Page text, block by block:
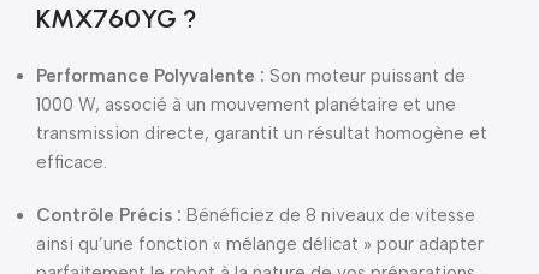
KMX760YG ?
Performance Polyvalente : Son moteur puissant de
1000 W, associé à un mouvement planétaire et une
transmission directe, garantit un résultat homogène et
efficace.
Contrôle Précis : Bénéficiez de 8 niveaux de vitesse
ainsi qu’une fonction « mélange délicat » pour adapter